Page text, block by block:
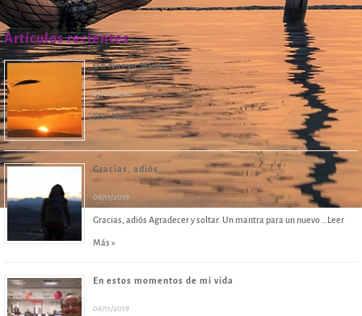
Artículos recientes
Un Nuevo Mundo
23/01/2020
Leer Más »
Gracias, adiós
06/11/2019
Gracias, adiós Agradecer y soltar. Un mantra para un nuevo … Leer
Más »
En estos momentos de mi vida
06/11/2019